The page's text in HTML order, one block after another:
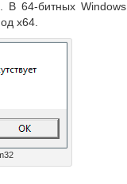
В 64-битных Windows
x64.